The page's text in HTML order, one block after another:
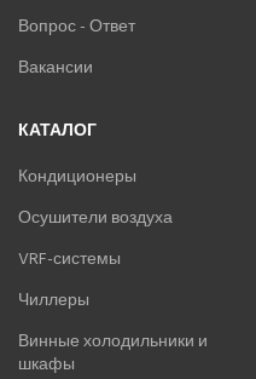
Вопрос - Ответ
Вакансии
КАТАЛОГ
Кондиционеры
Осушители воздуха
VRF-системы
Чиллеры
Винные холодильники и
шкафы